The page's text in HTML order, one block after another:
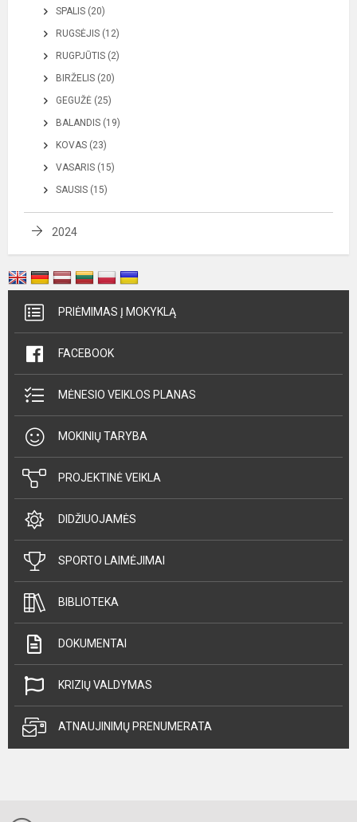
SPALIS (20)
RUGSĖJIS (12)
RUGPJŪTIS (2)
BIRŽELIS (20)
GEGUŽĖ (25)
BALANDIS (19)
KOVAS (23)
VASARIS (15)
SAUSIS (15)
2024
PRIĖMIMAS Į MOKYKLĄ
FACEBOOK
MĖNESIO VEIKLOS PLANAS
MOKINIŲ TARYBA
PROJEKTINĖ VEIKLA
DIDŽIUOJAMĖS
SPORTO LAIMĖJIMAI
BIBLIOTEKA
DOKUMENTAI
KRIZIŲ VALDYMAS
ATNAUJINIMŲ PRENUMERATA